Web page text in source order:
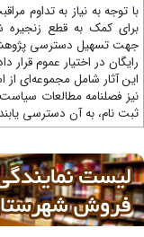
کمک به قطع زنجیره
تسهیل دسترسی
در اختیار عموم قرار داد.
آثار شامل مجموعه‌ای از
فصلنامه مطالعات سیاست
نام، به آن دسترسی یابند.